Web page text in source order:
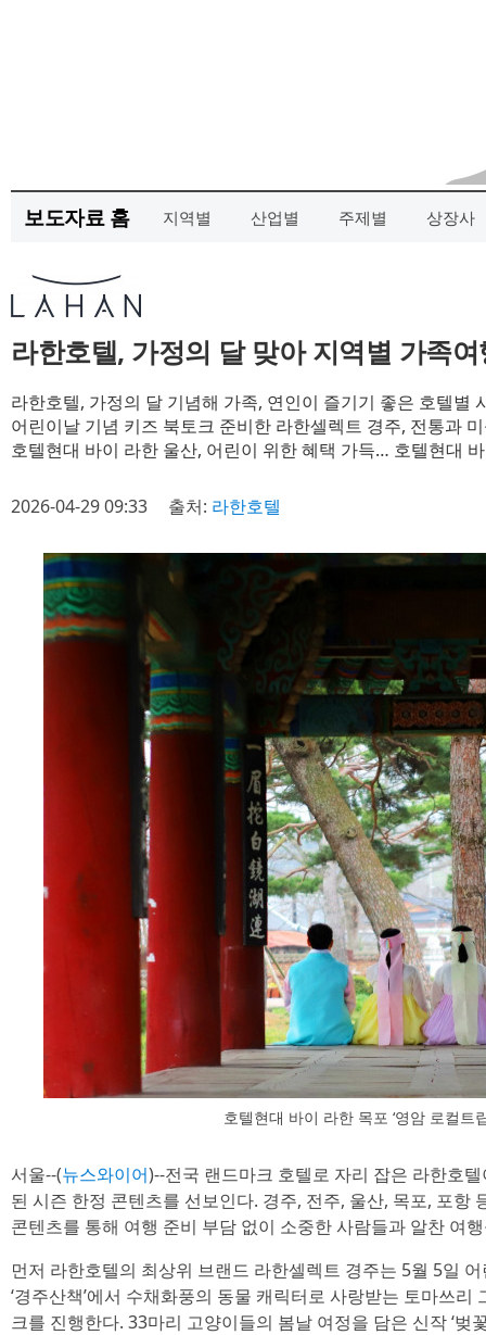
보도자료 홈 지역별 산업별 주제별 상장사
라한호텔, 가정의 달 맞아 지역별 가족
라한호텔, 가정의 달 기념해 가족, 연인이 즐기기 좋은 호텔별
어린이날 기념 키즈 북토크 준비한 라한셀렉트 경주, 전통과
호텔현대 바이 라한 울산, 어린이 위한 혜택 가득… 호텔현대
2026-04-29 09:33 출처: 라한호텔
호텔현대 바이 라한 목포 ‘영암 로컬트
서울--(뉴스와이어)--전국 랜드마크 호텔로 자리 잡은 라한호
된 시즌 한정 콘텐츠를 선보인다. 경주, 전주, 울산, 목포, 포항
콘텐츠를 통해 여행 준비 부담 없이 소중한 사람들과 알찬 여
먼저 라한호텔의 최상위 브랜드 라한셀렉트 경주는 5월 5일
‘경주산책’에서 수채화풍의 동물 캐릭터로 사랑받는 토마쓰
크를 진행한다. 33마리 고양이들의 봄날 여정을 담은 신작 ‘벚